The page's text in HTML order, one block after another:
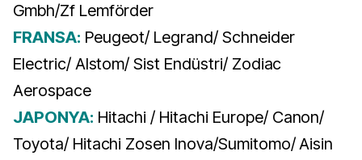
Gmbh/Zf Lemförder
FRANSA: Peugeot/ Legrand/ Schneider
Electric/ Alstom/ Sist Endüstri/ Zodiac
Aerospace
JAPONYA: Hitachi / Hitachi Europe/ Canon/
Toyota/ Hitachi Zosen Inova/Sumitomo/ Aisin